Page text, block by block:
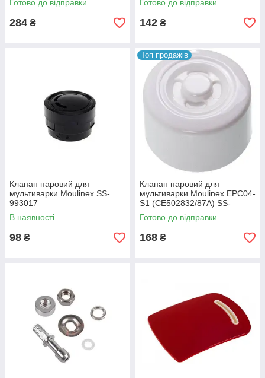
Готово до відправки
284 ₴
Готово до відправки
142 ₴
Клапан паровий для
мультиварки Moulinex SS-
993017
В наявності
98 ₴
Топ продажів
Клапан паровий для
мультиварки Moulinex EPC04-
S1 (CE502832/87A) SS-
994462
Готово до відправки
168 ₴